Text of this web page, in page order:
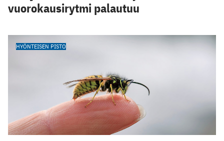
vuorokausirytmi palautuu
HYÖNTEISEN PISTO